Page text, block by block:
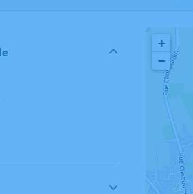
+
−